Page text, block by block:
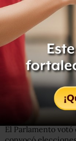
El partido de
los
destituido
El Parlamento